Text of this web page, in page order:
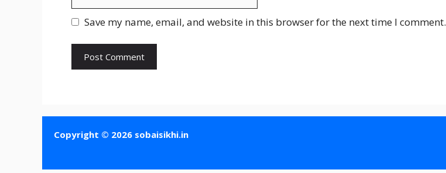
Save my name, email, and website in this browser for the next time I comment.
Copyright © 2026 sobaisikhi.in